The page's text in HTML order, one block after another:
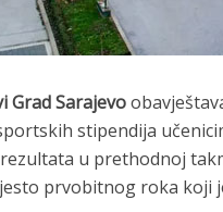
Grad Sarajevo
stipendija
u prethodnoj
prvobitnog roka koji